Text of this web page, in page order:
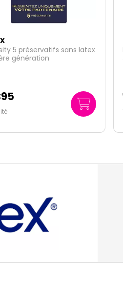
gel lubrifiant Extra
100ml
95
litre